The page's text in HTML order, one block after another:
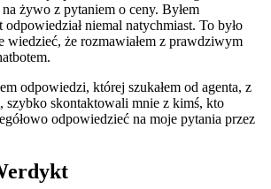
żywo z pytaniem o ceny. Byłem
niemal natychmiast. To było
wiedzieć, że rozmawiałem z prawdziwym
odpowiedzi, której szukałem od agenta, z
szybko skontaktowali mnie z kimś, kto
odpowiedzieć na moje pytania przez